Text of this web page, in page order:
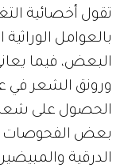
تقول أخصائية
بالعوامل
البعض، فيما
ورونق الشعر في
الحصول على
بعض الفحوصات
الدرقية